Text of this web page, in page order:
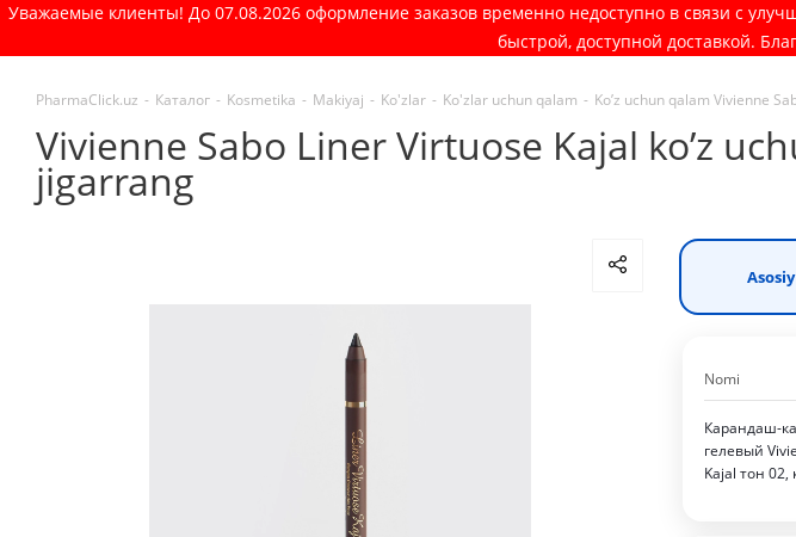
Уважаемые клиенты! До 07.08.2026 оформление заказов временно недоступно в связи с
быстрой, доступной доставкой.
PharmaClick.uz - Каталог - Kosmetika - Makiyaj - Ko'zlar - Ko'zlar uchun qalam - Ko’z uchun qalam Vivienne
Vivienne Sabo Liner Virtuose Kajal ko’z
jigarrang
Nomi
Карандаш-
гелевый
Kajal тон